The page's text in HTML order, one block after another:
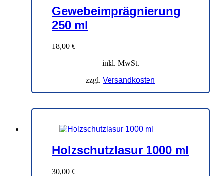
Gewebeimprägnierung
250 ml
18,00 €
inkl. MwSt.
zzgl. Versandkosten
Holzschutzlasur 1000 ml
30,00 €